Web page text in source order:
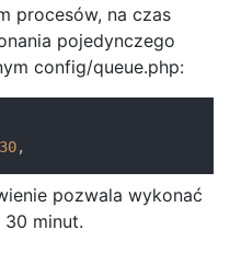
procesów, na czas
pojedynczego
config/queue.php:
30,
pozwala wykonać
minut.